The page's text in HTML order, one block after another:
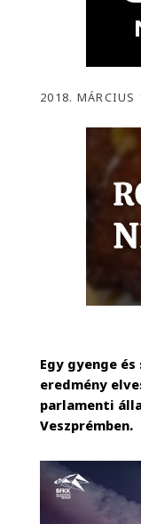
2018. MÁRCIUS
Egy gyenge
eredmény
parlamenti
Veszprémben.